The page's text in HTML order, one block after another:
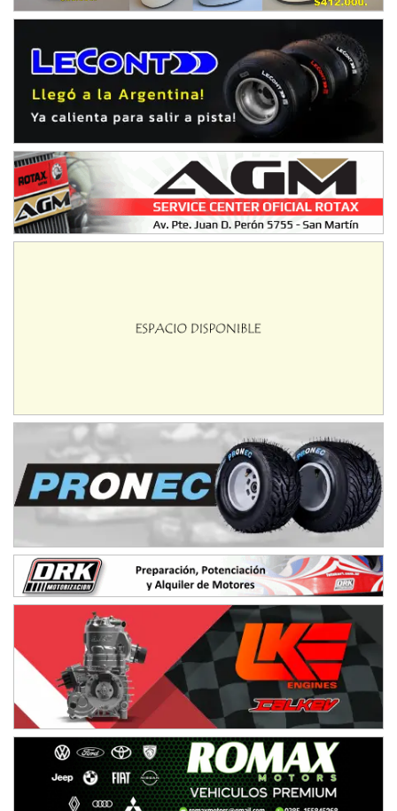
Humboldt (Santa Fe)
NORESTE SANTAFESINO - F6
Ciudad de Avellaneda (Asfalto)
SUR SANTAFESINO - F4
Rufino (Santa Fe)
TUCUMANO - F5
Juan Navarro (Asfalto)
El Timbó (Tucumán)